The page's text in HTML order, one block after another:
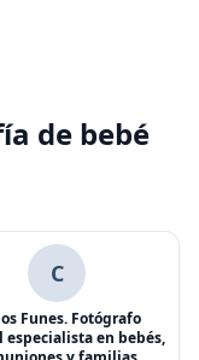
de bebé
C
Funes. Fotógrafo
en bebés,